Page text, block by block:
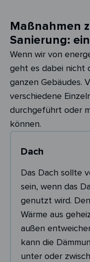
Maßnahmen
Sanierung:
Wenn wir von
geht es dabei nicht
ganzen Gebäudes.
verschiedene
durchgeführt oder
können.
Dach
Das Dach sollte
sein, wenn das
genutzt wird.
Wärme aus
außen
kann die
unter oder